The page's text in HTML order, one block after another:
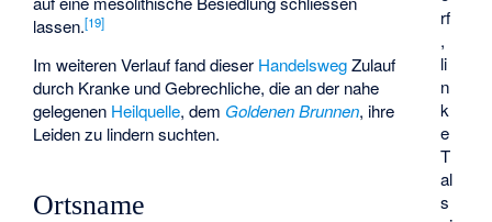
rf
,
li
n
k
e
T
al
s
lassen.[19]
Im weiteren Verlauf fand dieser HandelswegZulauf
durch Kranke und Gebrechliche, die an der nahe
gelegenen Heilquelle, dem Goldenen Brunnen, ihre
Leiden zu lindern suchten.
Ortsname